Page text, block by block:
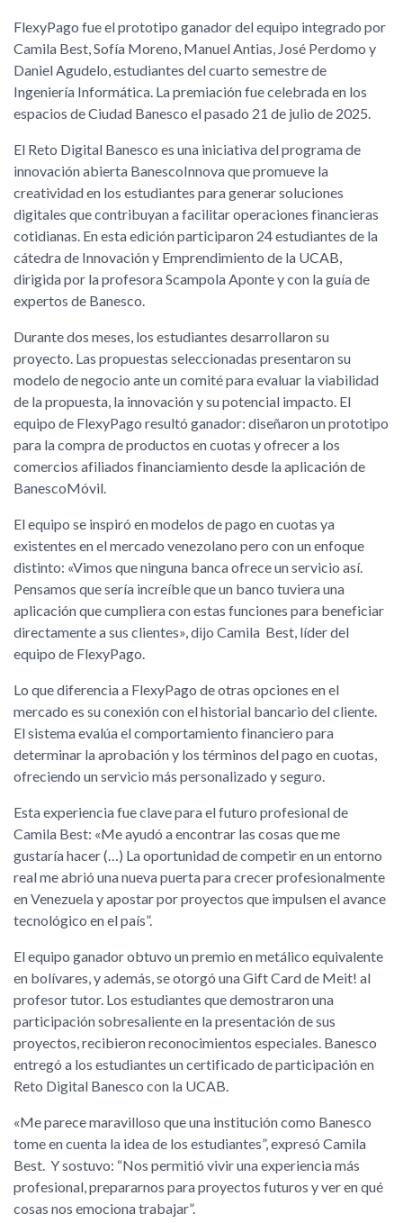
FlexyPago fue el prototipo ganador del equipo integrado por
Camila Best, Sofía Moreno, Manuel Antias, José Perdomo y
Daniel Agudelo, estudiantes del cuarto semestre de
Ingeniería Informática. La premiación fue celebrada en los
espacios de Ciudad Banesco el pasado 21 de julio de 2025.
El Reto Digital Banesco es una iniciativa del programa de
innovación abierta BanescoInnova que promueve la
creatividad en los estudiantes para generar soluciones
digitales que contribuyan a facilitar operaciones financieras
cotidianas. En esta edición participaron 24 estudiantes de la
cátedra de Innovación y Emprendimiento de la UCAB,
dirigida por la profesora Scampola Aponte y con la guía de
expertos de Banesco.
Durante dos meses, los estudiantes desarrollaron su
proyecto. Las propuestas seleccionadas presentaron su
modelo de negocio ante un comité para evaluar la viabilidad
de la propuesta, la innovación y su potencial impacto. El
equipo de FlexyPago resultó ganador: diseñaron un prototipo
para la compra de productos en cuotas y ofrecer a los
comercios afiliados financiamiento desde la aplicación de
BanescoMóvil.
El equipo se inspiró en modelos de pago en cuotas ya
existentes en el mercado venezolano pero con un enfoque
distinto: «Vimos que ninguna banca ofrece un servicio así.
Pensamos que sería increíble que un banco tuviera una
aplicación que cumpliera con estas funciones para beneficiar
directamente a sus clientes», dijo Camila Best, líder del
equipo de FlexyPago.
Lo que diferencia a FlexyPago de otras opciones en el
mercado es su conexión con el historial bancario del cliente.
El sistema evalúa el comportamiento financiero para
determinar la aprobación y los términos del pago en cuotas,
ofreciendo un servicio más personalizado y seguro.
Esta experiencia fue clave para el futuro profesional de
Camila Best: «Me ayudó a encontrar las cosas que me
gustaría hacer (…) La oportunidad de competir en un entorno
real me abrió una nueva puerta para crecer profesionalmente
en Venezuela y apostar por proyectos que impulsen el avance
tecnológico en el país”.
El equipo ganador obtuvo un premio en metálico equivalente
en bolívares, y además, se otorgó una Gift Card de Meit! al
profesor tutor. Los estudiantes que demostraron una
participación sobresaliente en la presentación de sus
proyectos, recibieron reconocimientos especiales. Banesco
entregó a los estudiantes un certificado de participación en
Reto Digital Banesco con la UCAB.
«Me parece maravilloso que una institución como Banesco
tome en cuenta la idea de los estudiantes”, expresó Camila
Best. Y sostuvo: “Nos permitió vivir una experiencia más
profesional, prepararnos para proyectos futuros y ver en qué
cosas nos emociona trabajar”.